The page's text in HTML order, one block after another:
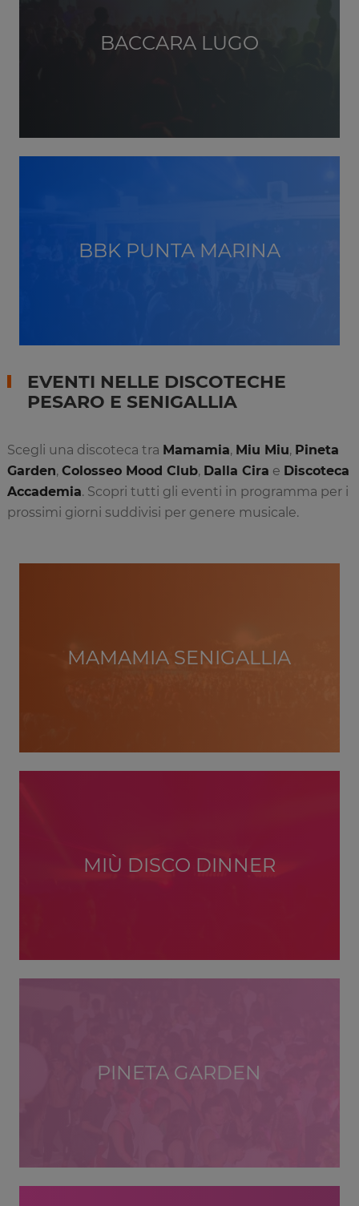
BACCARA LUGO
BBK PUNTA MARINA
EVENTI NELLE DISCOTECHE
PESARO E SENIGALLIA
Scegli una discoteca tra Mamamia, Miu Miu, Pineta
Garden, Colosseo Mood Club, Dalla Cira e Discoteca
Accademia. Scopri tutti gli eventi in programma per i
prossimi giorni suddivisi per genere musicale.
MAMAMIA SENIGALLIA
MIÙ DISCO DINNER
PINETA GARDEN